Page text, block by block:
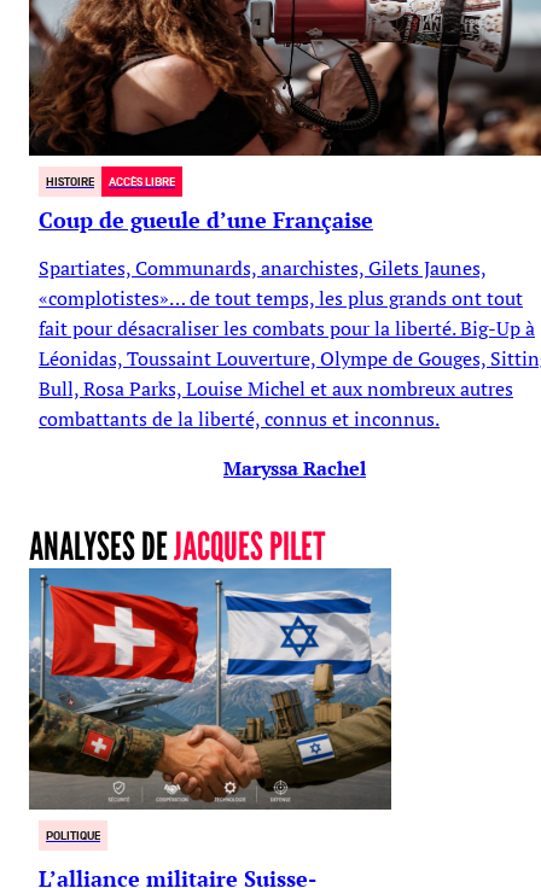
HISTOIRE ACCÈS LIBRE
Coup de gueule d’une Française
Spartiates, Communards, anarchistes, Gilets Jaunes,
«complotistes»… de tout temps, les plus grands ont tout
fait pour désacraliser les combats pour la liberté. Big-Up à
Léonidas, Toussaint Louverture, Olympe de Gouges,
Bull, Rosa Parks, Louise Michel et aux nombreux autres
combattants de la liberté, connus et inconnus.
Maryssa Rachel
ANALYSES DEJACQUES PILET
POLITIQUE
L’alliance militaire Suisse-